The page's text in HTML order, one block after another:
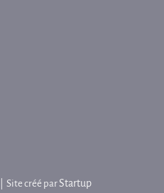
| Site créé parStartup